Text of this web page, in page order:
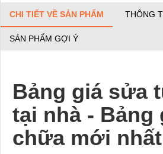
CHI TIẾT VỀ SẢN PHẨM THÔNG
SẢN PHẨM GỢI Ý
Bảng giá sửa
tại nhà - Bảng
chữa mới